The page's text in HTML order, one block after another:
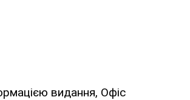
видання, Офіс